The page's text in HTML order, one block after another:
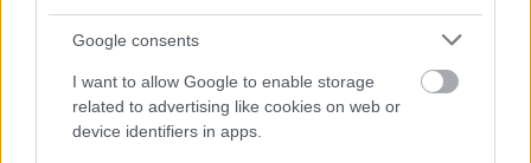
Google consents
I want to allow Google to enable storage
related to advertising like cookies on web or
device identifiers in apps.